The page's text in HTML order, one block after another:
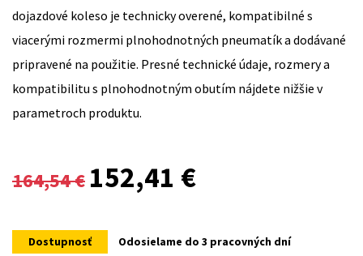
dojazdové koleso je technicky overené, kompatibilné s
viacerými rozmermi plnohodnotných pneumatík a dodávané
pripravené na použitie. Presné technické údaje, rozmery a
kompatibilitu s plnohodnotným obutím nájdete nižšie v
parametroch produktu.
164,54€
Original
was:
152,41 €
is:
Dostupnosť Odosielame do 3 pracovných dní